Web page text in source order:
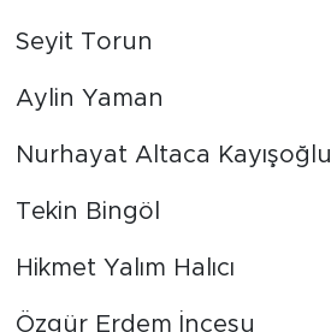
Seyit Torun
Aylin Yaman
Nurhayat Altaca Kayışoğlu
Tekin Bingöl
Hikmet Yalım Halıcı
Özgür Erdem İncesu